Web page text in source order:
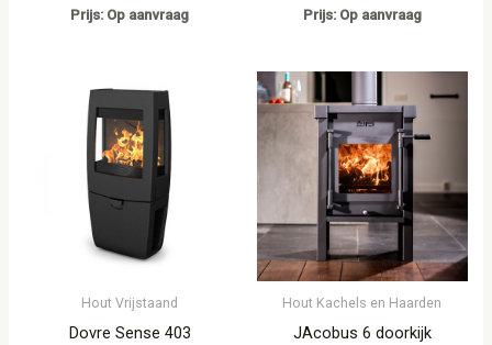
Prijs: Op aanvraag Prijs: Op aanvraag
Hout Vrijstaand
Dovre Sense 403
Hout Kachels en Haarden
JAcobus 6 doorkijk